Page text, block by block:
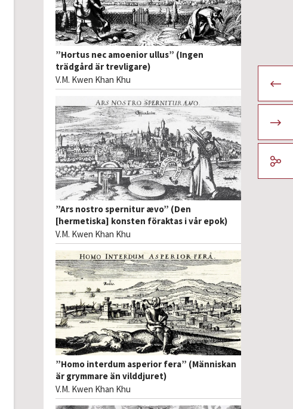
”Hortus nec amoenior ullus” (Ingen
trädgård är trevligare)
V.M. Kwen Khan Khu
”Ars nostro spernitur ævo” (Den
[hermetiska] konsten föraktas i vår epok)
V.M. Kwen Khan Khu
”Homo interdum asperior fera” (Människan
är grymmare än vilddjuret)
V.M. Kwen Khan Khu